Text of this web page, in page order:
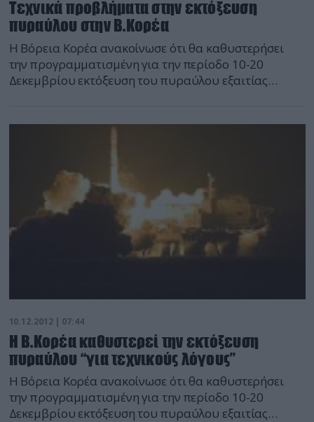
Τεχνικά προβλήματα στην εκτόξευση
πυραύλου στην Β.Κορέα
Η Βόρεια Κορέα ανακοίνωσε ότι θα καθυστερήσει
την προγραμματισμένη για την περίοδο 10-20
Δεκεμβρίου εκτόξευση του πυραύλου εξαιτίας
πυραύλου και στις προετοιμασίες της βοηθούν
σήμερα, βασιζόμενη σε νέες δορυφορικές εικόνες, ότι
έχει αρχίσει […]
10.12.2012 | 07:44
Η Β.Κορέα καθυστερεί την εκτόξευση
πυραύλου “για τεχνικούς λόγους”
Η Βόρεια Κορέα ανακοίνωσε ότι θα καθυστερήσει
την προγραμματισμένη για την περίοδο 10-20
Δεκεμβρίου εκτόξευση του πυραύλου εξαιτίας